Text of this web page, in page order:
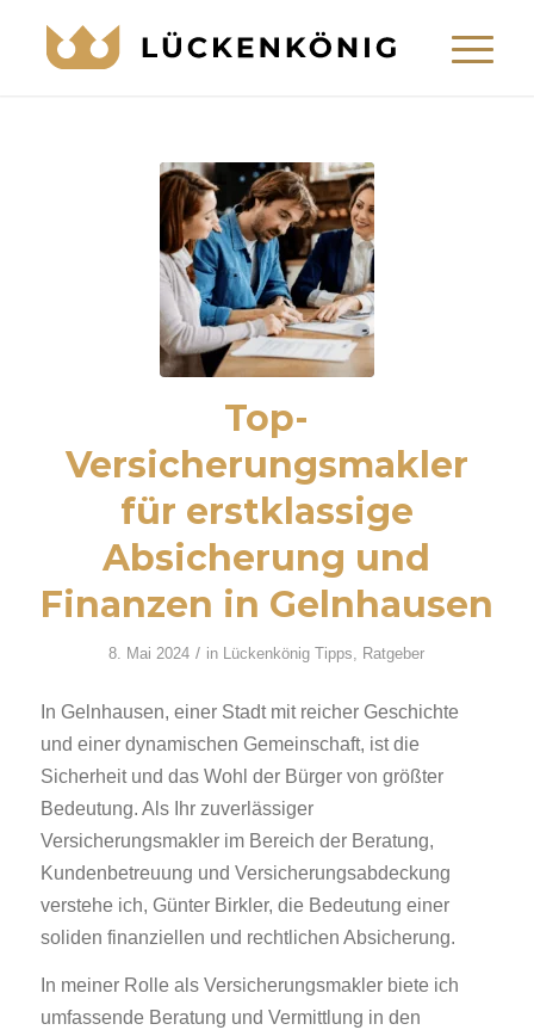
125 Spacing
Top-
Versicherungsmakler
für erstklassige
Absicherung und
Finanzen in Gelnhausen
8. Mai 2024 / in Lückenkönig Tipps, Ratgeber
In Gelnhausen, einer Stadt mit reicher Geschichte
und einer dynamischen Gemeinschaft, ist die
Sicherheit und das Wohl der Bürger von größter
Bedeutung. Als Ihr zuverlässiger
Versicherungsmakler im Bereich der Beratung,
Kundenbetreuung und Versicherungsabdeckung
verstehe ich, Günter Birkler, die Bedeutung einer
soliden finanziellen und rechtlichen Absicherung.
In meiner Rolle als Versicherungsmakler biete ich
umfassende Beratung und Vermittlung in den